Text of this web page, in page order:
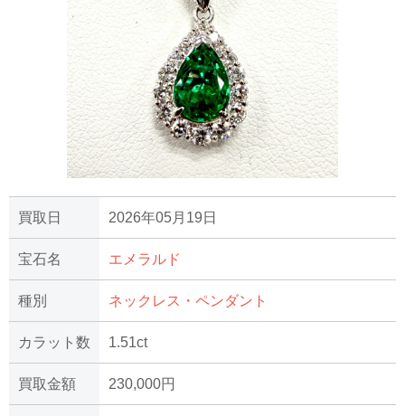
買取日 2026年05月19日
宝石名 エメラルド
種別 ネックレス・ペンダント
カラット数 1.51ct
買取金額 230,000円